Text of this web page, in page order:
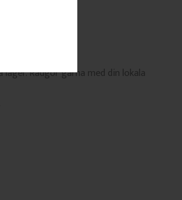
Rådgör gärna med din lokala